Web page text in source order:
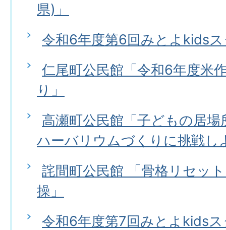
県)」
令和6年度第6回みとよkids
仁尾町公民館「令和6年度米
り」
高瀬町公民館「子どもの居
ハーバリウムづくりに挑戦し
詫間町公民館 「骨格リセッ
操」
令和6年度第7回みとよkids